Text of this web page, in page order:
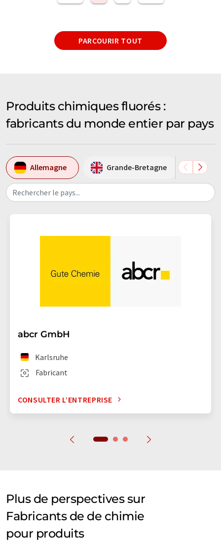
PARCOURIR TOUT
Produits chimiques fluorés :
fabricants du monde entier par pays
Allemagne Grande-Bretagne
Rechercher le pays...
abcr GmbH
Fabricant
Karlsruhe
CONSULTER L’ENTREPRISE
Plus de perspectives sur
Fabricants de de chimie
pour produits